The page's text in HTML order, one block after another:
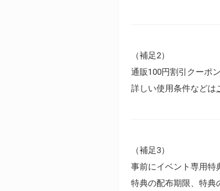
（補足2）
通販100円割引クーポ
詳しい使用条件などは
（補足3）
事前にイベント専用特
特典の配布期限、特典